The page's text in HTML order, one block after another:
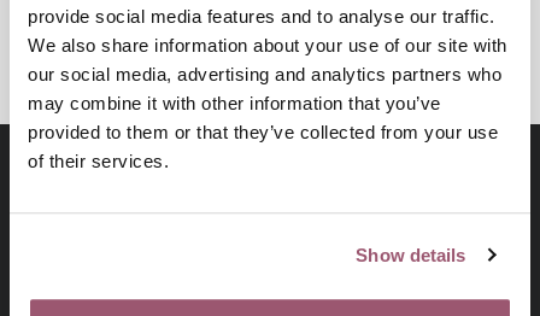
provide social media features and to analyse our traffic.
We also share information about your use of our site with
our social media, advertising and analytics partners who
may combine it with other information that you’ve
provided to them or that they’ve collected from your use
of their services.
Show details
KUNSKAPSBASERAT ARBETE